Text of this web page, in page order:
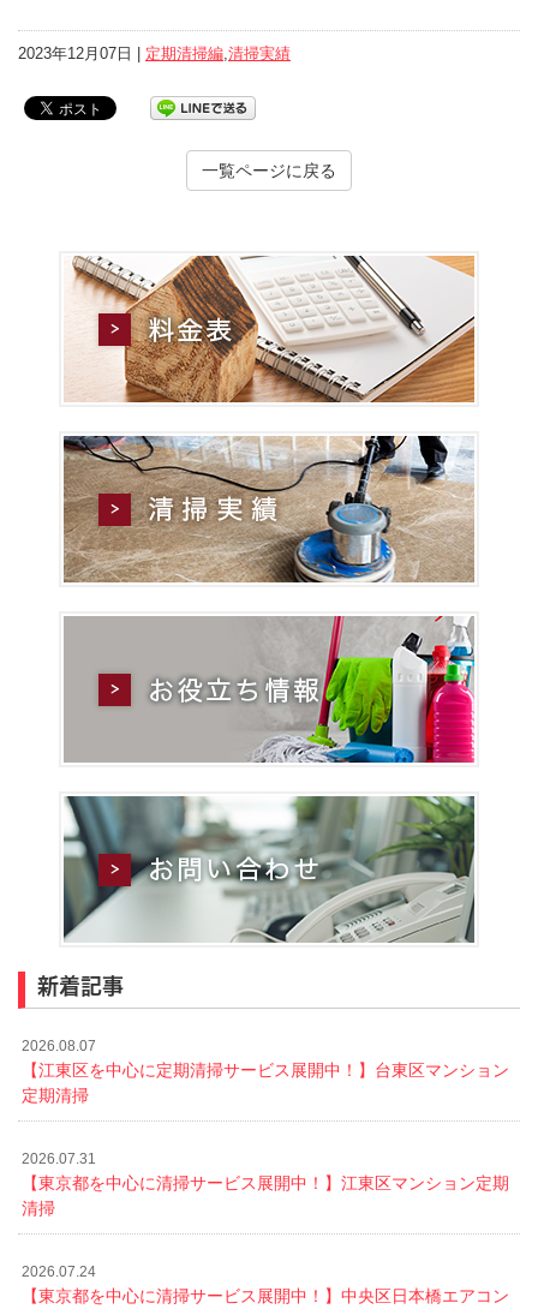
2023年12月07日 | 定期清掃編 清掃実績
一覧ページに戻る
新着記事
2026.08.07
【江東区を中心に定期清掃サービス展開中！】台東区マンション
定期清掃
2026.07.31
【東京都を中心に清掃サービス展開中！】江東区マンション定期
清掃
2026.07.24
【東京都を中心に清掃サービス展開中！】中央区日本橋エアコン